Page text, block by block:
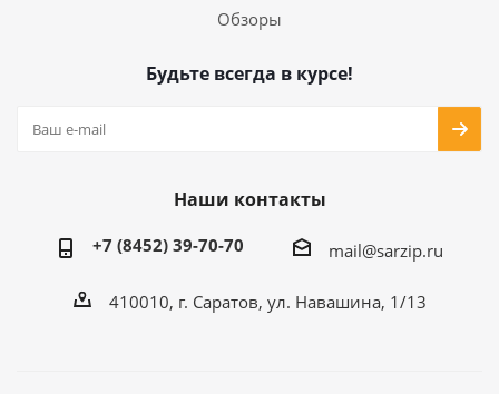
Обзоры
Будьте всегда в курсе!
Наши контакты
+7 (8452) 39-70-70 mail@sarzip.ru
410010, г. Саратов, ул. Навашина, 1/13